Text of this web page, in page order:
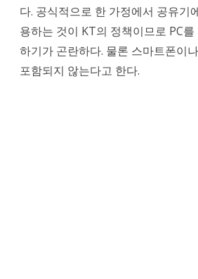
다. 공식적으로 한 가정에서 공유기
용하는 것이 KT의 정책이므로 PC
하기가 곤란하다. 물론 스마트폰이
포함되지 않는다고 한다.